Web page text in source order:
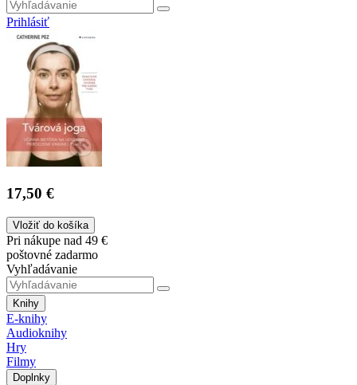
Prihlásiť
17,50 €
Vložiť do košíka
Pri nákupe nad 49 €
poštovné zadarmo
Vyhľadávanie
Knihy
E-knihy
Audioknihy
Hry
Filmy
Doplnky